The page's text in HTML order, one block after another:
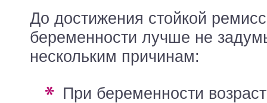
До достижения стойкой
беременности лучше не
нескольким причинам:
при беременности возрастает нагрузка на